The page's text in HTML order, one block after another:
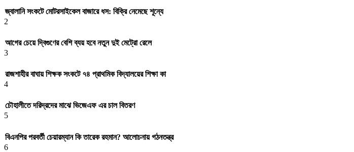
জ্বালানি সংকটে মোটরসাইকেল বাজারে ধস: বিক্রি নেমেছে শূন্যে
2
আগের চেয়ে দ্বিগুণের বেশি ব্যয় হবে নতুন দুই মেট্রো রেলে
3
রাজশাহীর বাঘায় শিক্ষক সংকটে ৭৪ প্রাথমিক বিদ্যালয়ের শিক্ষা কা
4
চৌহালীতে দরিদ্রদের মাঝে ভিজেএফ এর চাল বিতরণ
5
বিএনপির পরবর্তী চেয়ারম্যান কি তারেক রহমান? আলোচনায় গঠনতন্ত্র
6